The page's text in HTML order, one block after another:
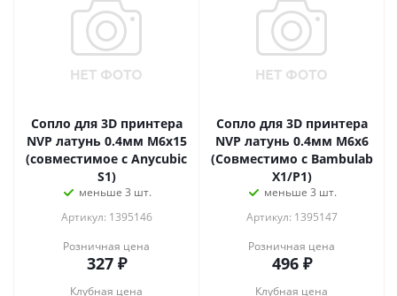
Сопло для 3D принтера
NVP латунь 0.4мм M6x15
(совместимое с Anycubic
S1)
меньше 3 шт.
Артикул: 1395146
Розничная цена
327₽
Клубная цена
Сопло для 3D принтера
NVP латунь 0.4мм M6x6
(Совместимо с Bambulab
X1/P1)
меньше 3 шт.
Артикул: 1395147
Розничная цена
496₽
Клубная цена